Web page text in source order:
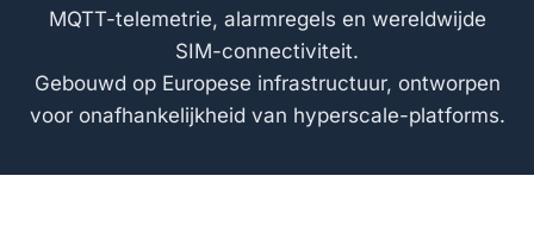
MQTT-telemetrie, alarmregels en wereldwijde
SIM-connectiviteit.
Gebouwd op Europese infrastructuur, ontworpen
voor onafhankelijkheid van hyperscale-platforms.